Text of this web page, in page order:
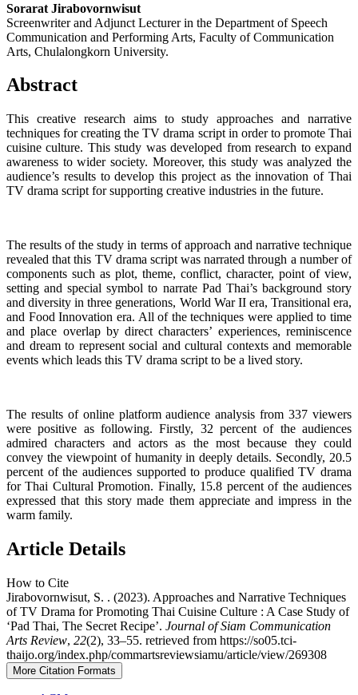
Sorarat Jirabovornwisut
Screenwriter and Adjunct Lecturer in the Department of Speech
Communication and Performing Arts, Faculty of Communication
Arts, Chulalongkorn University.
Abstract
This creative research aims to study approaches and narrative
techniques for creating the TV drama script in order to promote Thai
cuisine culture. This study was developed from research to expand
awareness to wider society. Moreover, this study was analyzed the
audience’s results to develop this project as the innovation of Thai
TV drama script for supporting creative industries in the future.
The results of the study in terms of approach and narrative technique
revealed that this TV drama script was narrated through a number of
components such as plot, theme, conflict, character, point of view,
setting and special symbol to narrate Pad Thai’s background story
and diversity in three generations, World War II era, Transitional era,
and Food Innovation era. All of the techniques were applied to time
and place overlap by direct characters’ experiences, reminiscence
and dream to represent social and cultural contexts and memorable
events which leads this TV drama script to be a lived story.
The results of online platform audience analysis from 337 viewers
were positive as following. Firstly, 32 percent of the audiences
admired characters and actors as the most because they could
convey the viewpoint of humanity in deeply details. Secondly, 20.5
percent of the audiences supported to produce qualified TV drama
for Thai Cultural Promotion. Finally, 15.8 percent of the audiences
expressed that this story made them appreciate and impress in the
warm family.
Article Details
How to Cite
Jirabovornwisut, S. . (2023). Approaches and Narrative Techniques
of TV Drama for Promoting Thai Cuisine Culture : A Case Study of
‘Pad Thai, The Secret Recipe’. Journal of Siam Communication
Arts Review, 22(2), 33–55. retrieved from https://so05.tci-
thaijo.org/index.php/commartsreviewsiamu/article/view/269308
More Citation Formats